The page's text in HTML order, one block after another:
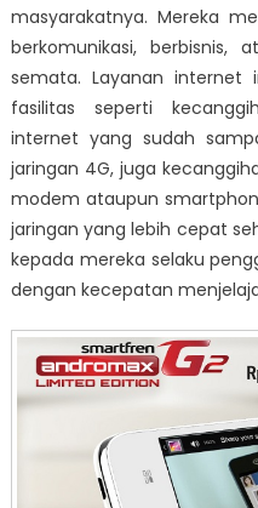
masyarakatnya. Mereka
berkomunikasi, berbisnis,
semata. Layanan internet
fasilitas seperti
internet yang sudah
jaringan 4G, juga
modem ataupun
jaringan yang lebih cepat
kepada mereka selaku
dengan kecepatan